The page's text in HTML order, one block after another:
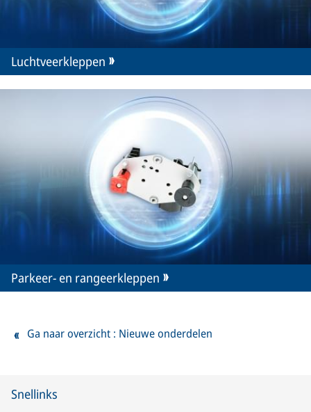
Luchtveerkleppen
Parkeer- en rangeerkleppen
Ga naar overzicht : Nieuwe onderdelen
Snellinks